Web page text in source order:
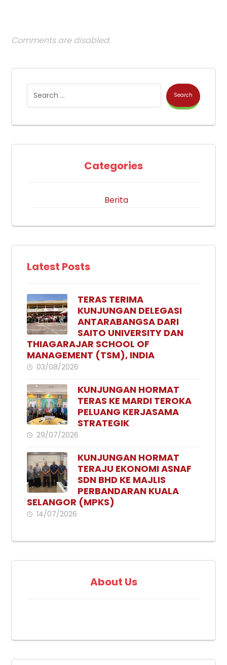
Comments are disabled.
Search
Categories
Berita
Latest Posts
TERAS TERIMA
KUNJUNGAN DELEGASI
ANTARABANGSA DARI
SAITO UNIVERSITY DAN
THIAGARAJAR SCHOOL OF
MANAGEMENT (TSM), INDIA
03/08/2026
KUNJUNGAN HORMAT
TERAS KE MARDI TEROKA
PELUANG KERJASAMA
STRATEGIK
29/07/2026
KUNJUNGAN HORMAT
TERAJU EKONOMI ASNAF
SDN BHD KE MAJLIS
PERBANDARAN KUALA
SELANGOR (MPKS)
14/07/2026
About Us